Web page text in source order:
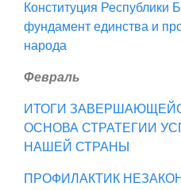
Конституция Республики
фундамент единства и
народа
Февраль
ИТОГИ
ОСНОВА СТРАТЕГИИ
НАШЕЙ СТРАНЫ
ПРОФИЛАКТИК